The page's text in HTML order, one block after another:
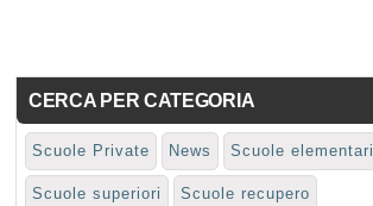
CERCA PER CATEGORIA
Scuole Private News Scuole elementari
Scuole superiori Scuole recupero